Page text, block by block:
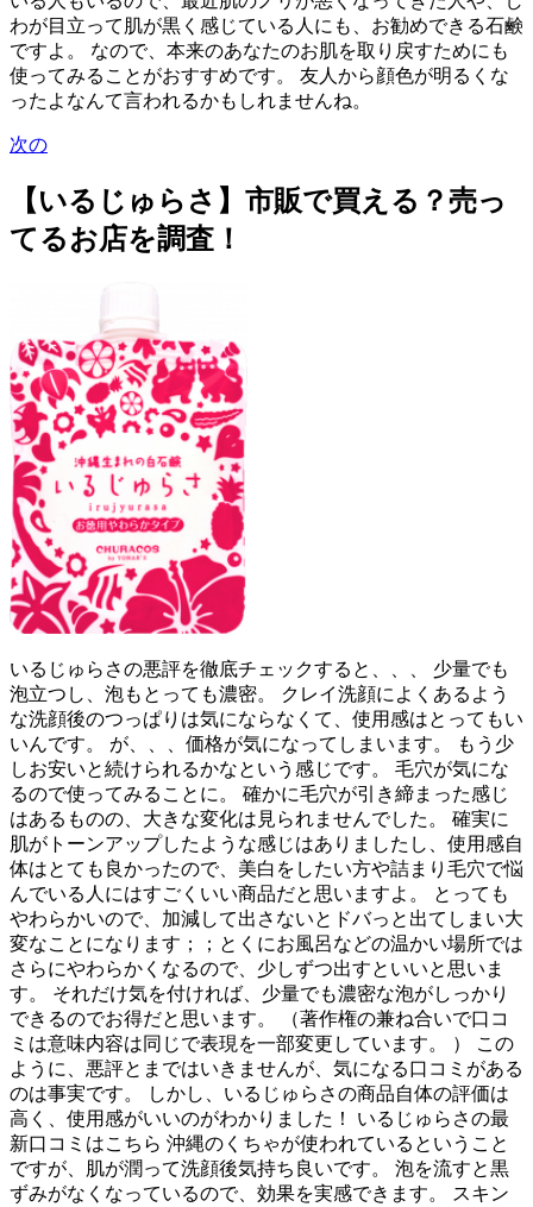
わが目立って肌が黒く感じている人にも、お勧めできる石鹸
ですよ。 なので、本来のあなたのお肌を取り戻すためにも
使ってみることがおすすめです。 友人から顔色が明るくな
ったよなんて言われるかもしれませんね。
次の
【いるじゅらさ】市販で買える？売っ
てるお店を調査！
いるじゅらさの悪評を徹底チェックすると、、、 少量でも
泡立つし、泡もとっても濃密。 クレイ洗顔によくあるよう
な洗顔後のつっぱりは気にならなくて、使用感はとってもい
いんです。 が、、、価格が気になってしまいます。 もう少
しお安いと続けられるかなという感じです。 毛穴が気にな
るので使ってみることに。 確かに毛穴が引き締まった感じ
はあるものの、大きな変化は見られませんでした。 確実に
肌がトーンアップしたような感じはありましたし、使用感自
体はとても良かったので、美白をしたい方や詰まり毛穴で悩
んでいる人にはすごくいい商品だと思いますよ。 とっても
やわらかいので、加減して出さないとドバっと出てしまい大
変なことになります；；とくにお風呂などの温かい場所では
さらにやわらかくなるので、少しずつ出すといいと思いま
す。 それだけ気を付ければ、少量でも濃密な泡がしっかり
できるのでお得だと思います。 （著作権の兼ね合いで口コ
ミは意味内容は同じで表現を一部変更しています。 ） この
ように、悪評とまではいきませんが、気になる口コミがある
のは事実です。 しかし、いるじゅらさの商品自体の評価は
高く、使用感がいいのがわかりました！ いるじゅらさの最
新口コミはこちら 沖縄のくちゃが使われているということ
ですが、肌が潤って洗顔後気持ち良いです。 泡を流すと黒
ずみがなくなっているので、効果を実感できます。 スキン